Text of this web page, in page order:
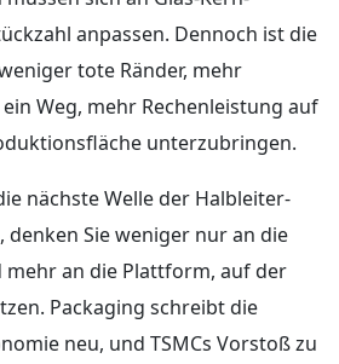
anpassen. Dennoch ist die
tote Ränder, mehr
Weg, mehr Rechenleistung auf
unterzubringen.
nächste Welle der Halbleiter-
denken Sie weniger nur an die
an die Plattform, auf der
Packaging schreibt die
neu, und TSMCs Vorstoß zu